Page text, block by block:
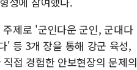
제로 '군인다운 군인, 군대다
' 등 3개 장을 통해 강군 육성,
접 경험한 안보현장의 문제의